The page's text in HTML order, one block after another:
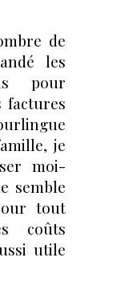
de
les
pour
factures
je
moi-
semble
tout
coûts
utile